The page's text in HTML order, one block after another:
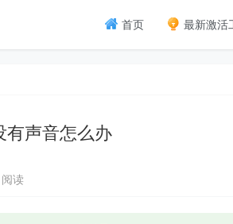
首页 最新激活
有声音怎么办
读